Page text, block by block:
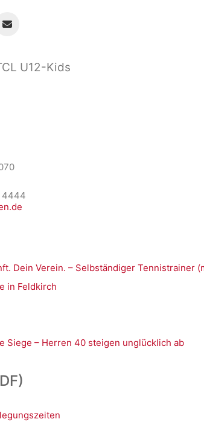
U12-Kids
4444
Dein Verein. – Selbständiger Tennistrainer
in Feldkirch
Siege – Herren 40 steigen unglücklich ab